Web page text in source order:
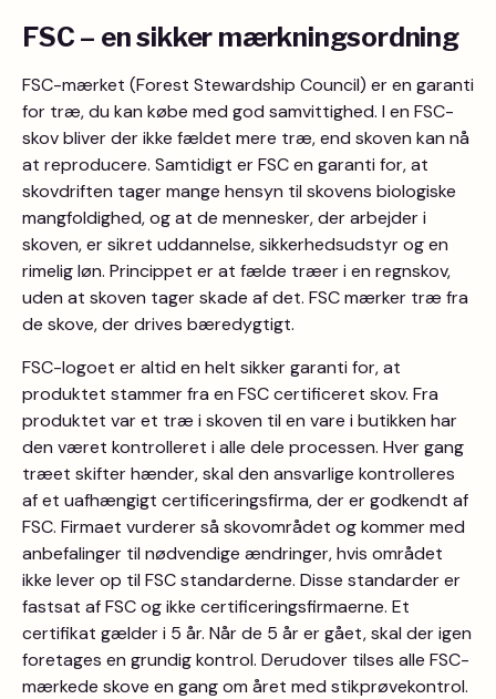
FSC – en sikker mærkningsordning
FSC-mærket (Forest Stewardship Council) er en garanti
for træ, du kan købe med god samvittighed. I en FSC-
skov bliver der ikke fældet mere træ, end skoven kan nå
at reproducere. Samtidigt er FSC en garanti for, at
skovdriften tager mange hensyn til skovens biologiske
mangfoldighed, og at de mennesker, der arbejder i
skoven, er sikret uddannelse, sikkerhedsudstyr og en
rimelig løn. Princippet er at fælde træer i en regnskov,
uden at skoven tager skade af det. FSC mærker træ fra
de skove, der drives bæredygtigt.
FSC-logoet er altid en helt sikker garanti for, at
produktet stammer fra en FSC certificeret skov. Fra
produktet var et træ i skoven til en vare i butikken har
den været kontrolleret i alle dele processen. Hver gang
træet skifter hænder, skal den ansvarlige kontrolleres
af et uafhængigt certificeringsfirma, der er godkendt af
FSC. Firmaet vurderer så skovområdet og kommer med
anbefalinger til nødvendige ændringer, hvis området
ikke lever op til FSC standarderne. Disse standarder er
fastsat af FSC og ikke certificeringsfirmaerne. Et
certifikat gælder i 5 år. Når de 5 år er gået, skal der igen
foretages en grundig kontrol. Derudover tilses alle FSC-
mærkede skove en gang om året med stikprøvekontrol.